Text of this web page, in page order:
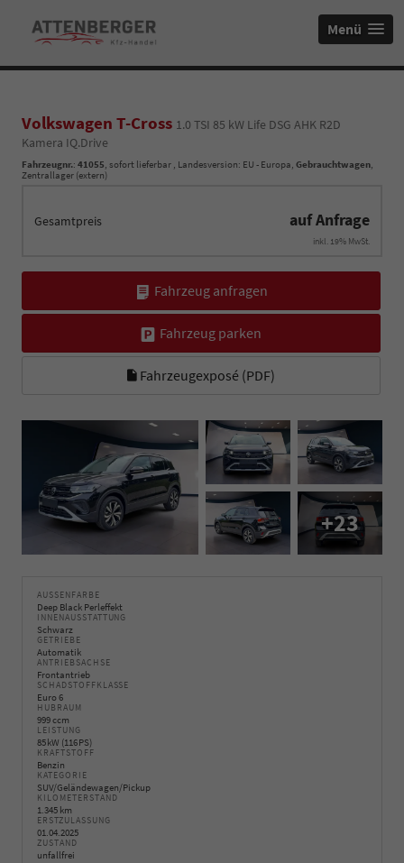
Menü
Volkswagen T-Cross 1.0 TSI 85 kW Life DSG AHK R2D
Kamera IQ.Drive
Fahrzeugnr.: 41055, sofort lieferbar , Landesversion: EU - Europa, Gebrauchtwagen,
Zentrallager (extern)
Gesamtpreis auf Anfrage
inkl. 19% MwSt.
Fahrzeug anfragen
Fahrzeug parken
Fahrzeugexposé (PDF)
+23
AUSSENFARBE
Deep Black Perleffekt
INNENAUSSTATTUNG
Schwarz
GETRIEBE
Automatik
ANTRIEBSACHSE
Frontantrieb
SCHADSTOFFKLASSE
Euro 6
HUBRAUM
999 ccm
LEISTUNG
85 kW (116 PS)
KRAFTSTOFF
Benzin
KATEGORIE
SUV/Geländewagen/Pickup
KILOMETERSTAND
1.345 km
ERSTZULASSUNG
01.04.2025
ZUSTAND
unfallfrei